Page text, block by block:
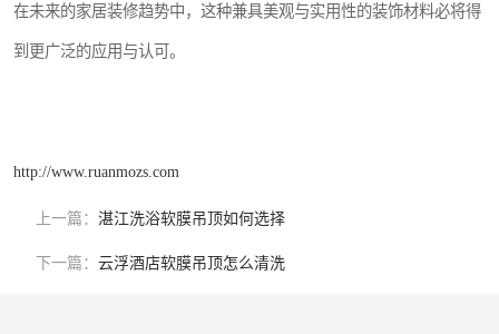
在未来的家居装修趋势中，这种兼具美观与实用性的装饰材料必将得
到更广泛的应用与认可。
http://www.ruanmozs.com
上一篇： 湛江洗浴软膜吊顶如何选择
下一篇： 云浮酒店软膜吊顶怎么清洗